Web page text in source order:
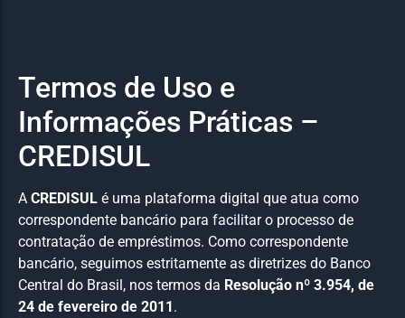
Termos de Uso e
Informações Práticas –
CREDISUL
A CREDISUL é uma plataforma digital que atua como
correspondente bancário para facilitar o processo de
contratação de empréstimos. Como correspondente
bancário, seguimos estritamente as diretrizes do Banco
Central do Brasil, nos termos da Resolução nº 3.954, de
24 de fevereiro de 2011.